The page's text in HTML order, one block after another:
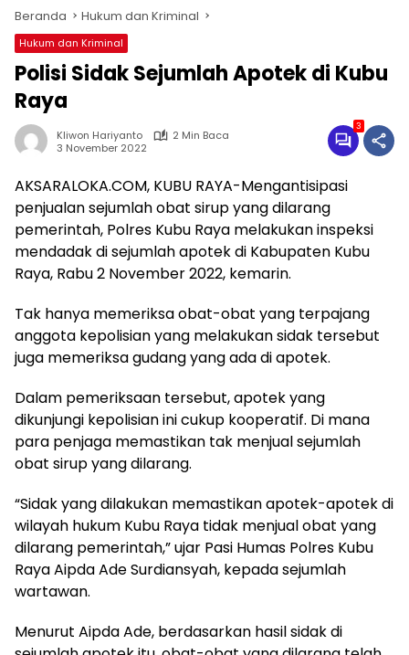
Beranda Hukum dan Kriminal
Hukum dan Kriminal
Polisi Sidak Sejumlah Apotek di Kubu
Raya
Kliwon Hariyanto
2 Min Baca
3 November 2022
3
AKSARALOKA.COM, KUBU RAYA-Mengantisipasi
penjualan sejumlah obat sirup yang dilarang
pemerintah, Polres Kubu Raya melakukan inspeksi
mendadak di sejumlah apotek di Kabupaten Kubu
Raya, Rabu 2 November 2022, kemarin.
Tak hanya memeriksa obat-obat yang terpajang
anggota kepolisian yang melakukan sidak tersebut
juga memeriksa gudang yang ada di apotek.
Dalam pemeriksaan tersebut, apotek yang
dikunjungi kepolisian ini cukup kooperatif. Di mana
para penjaga memastikan tak menjual sejumlah
obat sirup yang dilarang.
“Sidak yang dilakukan memastikan apotek-apotek di
wilayah hukum Kubu Raya tidak menjual obat yang
dilarang pemerintah,” ujar Pasi Humas Polres Kubu
Raya Aipda Ade Surdiansyah, kepada sejumlah
wartawan.
Menurut Aipda Ade, berdasarkan hasil sidak di